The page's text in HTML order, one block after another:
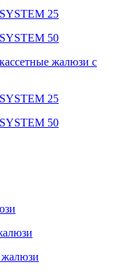
25
50
жалюзи с
25
50